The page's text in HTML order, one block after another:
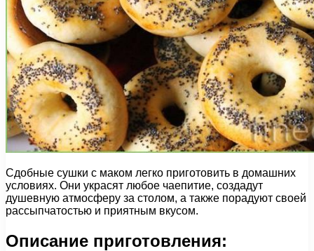
Сдобные сушки с маком легко приготовить в домашних
условиях. Они украсят любое чаепитие, создадут
душевную атмосферу за столом, а также порадуют своей
рассыпчатостью и приятным вкусом.
Описание приготовления: